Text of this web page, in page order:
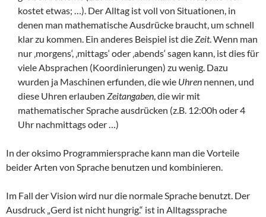
kostet etwas; …). Der Alltag ist voll von Situationen, in
denen man mathematische Ausdrücke braucht, um schnell
klar zu kommen. Ein anderes Beispiel ist die Zeit. Wenn man
nur ‚morgens‘, ‚mittags‘ oder ‚abends‘ sagen kann, ist dies für
viele Absprachen (Koordinierungen) zu wenig. Dazu
wurden ja Maschinen erfunden, die wie Uhren nennen, und
diese Uhren erlauben Zeitangaben , die wir mit
mathematischer Sprache ausdrücken (z.B. 12:00h oder 4
Uhr nachmittags oder …)
In der oksimo Programmiersprache kann man die Vorteile
beider Arten von Sprache benutzen und kombinieren.
Im Fall der Vision wird nur die normale Sprache benutzt. Der
Ausdruck „Gerd ist nicht hungrig.“ ist in Alltagssprache